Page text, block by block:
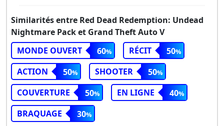
Similarités entre Red Dead Redemption: Undead
Nightmare Pack et Grand Theft Auto V
MONDE OUVERT
60 RÉCIT
50
ACTION
50 SHOOTER
50
COUVERTURE
50 EN LIGNE
40
BRAQUAGE
30